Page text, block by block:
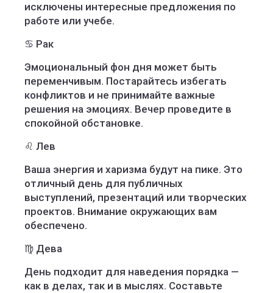
исключены интересные предложения по
работе или учебе.
♋ Рак
Эмоциональный фон дня может быть
переменчивым. Постарайтесь избегать
конфликтов и не принимайте важные
решения на эмоциях. Вечер проведите в
спокойной обстановке.
♌ Лев
Ваша энергия и харизма будут на пике. Это
отличный день для публичных
выступлений, презентаций или творческих
проектов. Внимание окружающих вам
обеспечено.
♍ Дева
День подходит для наведения порядка —
как в делах, так и в мыслях. Составьте